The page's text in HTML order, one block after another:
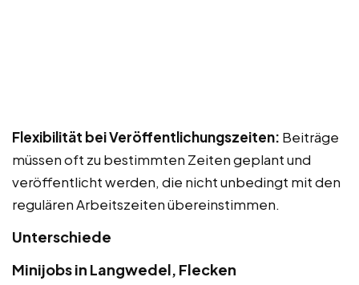
Flexibilität bei Veröffentlichungszeiten: Beiträge
müssen oft zu bestimmten Zeiten geplant und
veröffentlicht werden, die nicht unbedingt mit den
regulären Arbeitszeiten übereinstimmen.
Unterschiede
Minijobs in Langwedel, Flecken